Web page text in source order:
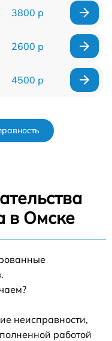
3800 р
2600 р
4500 р
в Омске
неисправности,
работой